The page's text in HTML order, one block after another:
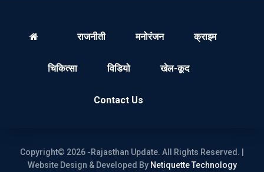
राजनीती मनोरंजन क्राइम
चिकित्सा विडियो खेल-कूद
Contact Us
Copyright© 2026 -Rajasthan Update. All Rights Reserved. |
Website Design & Developed By Netiquette Technology